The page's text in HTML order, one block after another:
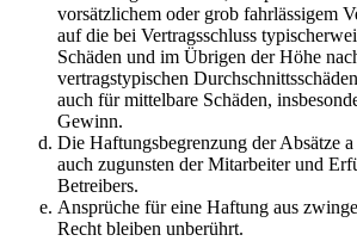
vorsätzlichem oder grob fahrlässigem
auf die bei Vertragsschluss
Schäden und im Übrigen der Höhe
vertragstypischen
auch für mittelbare Schäden,
Gewinn.
Die Haftungsbegrenzung der Absätze
auch zugunsten der Mitarbeiter und
Betreibers.
Ansprüche für eine Haftung aus
Recht bleiben unberührt.